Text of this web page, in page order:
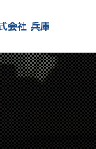
店
す
ンアップ
アップ一覧
ンス・サー
ス・サービストッ
検をする